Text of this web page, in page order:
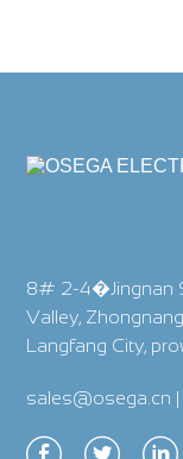
8# 2-4�Jingnan
Valley,
Langfang City,
sales@osega.cn |